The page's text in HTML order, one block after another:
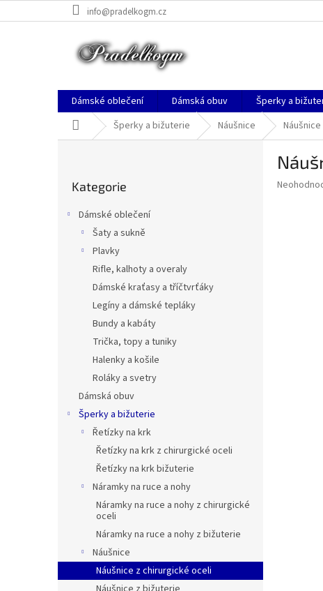
na
info@pradelkogm.cz
Dámské oblečení Dámská obuv Šperky a
Domů Šperky a bižuterie Náušnice
kategorie
Kategorie
Dámské oblečení
Šaty a sukně
Plavky
Rifle, kalhoty a overaly
Dámské kraťasy a tříčtvrťáky
Legíny a dámské tepláky
Bundy a kabáty
Trička, topy a tuniky
Halenky a košile
Roláky a svetry
Dámská obuv
Šperky a bižuterie
Řetízky na krk
Řetízky na krk z chirurgické oceli
Řetízky na krk bižuterie
Náramky na ruce a nohy
Náramky na ruce a nohy z chirurgické
oceli
Náramky na ruce a nohy z bižuterie
Náušnice
Náušnice z chirurgické oceli
Průměrné